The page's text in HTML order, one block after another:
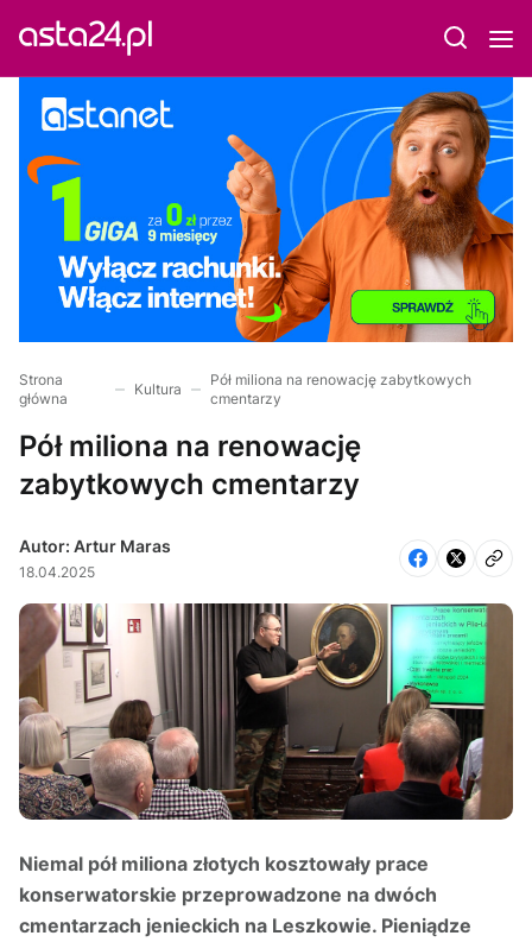
Strona
główna
Kultura
Pół miliona na renowację zabytkowych
cmentarzy
Pół miliona na renowację
zabytkowych cmentarzy
Autor: Artur Maras
18.04.2025
Niemal pół miliona złotych kosztowały prace
konserwatorskie przeprowadzone na dwóch
cmentarzach jenieckich na Leszkowie. Pieniądze